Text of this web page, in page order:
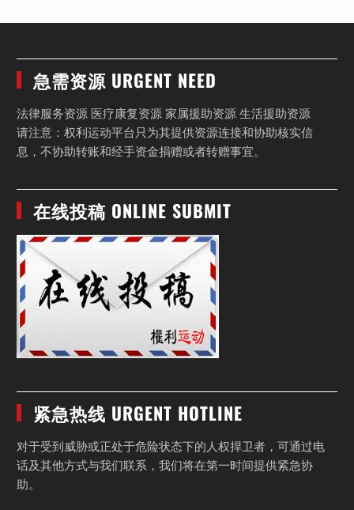
急需资源 URGENT NEED
法律服务资源 医疗康复资源 家属援助资源 生活援助资源
请注意：权利运动平台只为其提供资源连接和协助核实信
息，不协助转账和经手资金捐赠或者转赠事宜。
在线投稿 ONLINE SUBMIT
紧急热线 URGENT HOTLINE
对于受到威胁或正处于危险状态下的人权捍卫者，可通过电
话及其他方式与我们联系，我们将在第一时间提供紧急协
助。